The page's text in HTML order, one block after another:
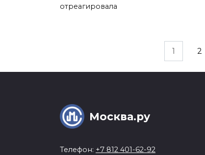
отреагировала
1 2
Москва.ру
Телефон: +7 812 401-62-92